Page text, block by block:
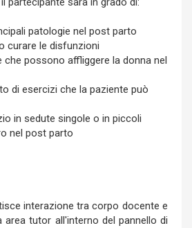
patologie nel post parto
curare le disfunzioni
possono affliggere la donna nel
di esercizi che la paziente può
in sedute singole o in piccoli
nel post parto
interazione tra corpo docente e
area tutor all'interno del pannello di